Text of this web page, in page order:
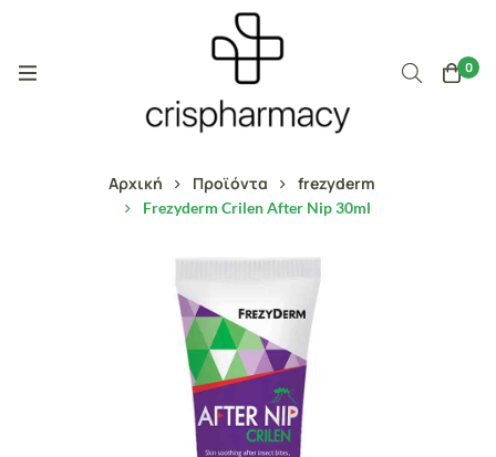
0
Αρχική Προϊόντα frezyderm
Frezyderm Crilen After Nip 30ml